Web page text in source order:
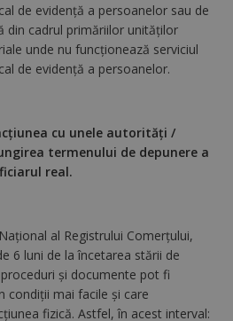
de evidenţă a persoanelor sau de
din cadrul primăriilor unităţilor
unde nu funcţionează serviciul
de evidenţă a persoanelor.
cu unele autorități /
termenului de depunere a
real.
al Registrului Comerțului,
6 luni de la încetarea stării de
și documente pot fi
condiții mai facile și care
fizică. Astfel, în acest interval: